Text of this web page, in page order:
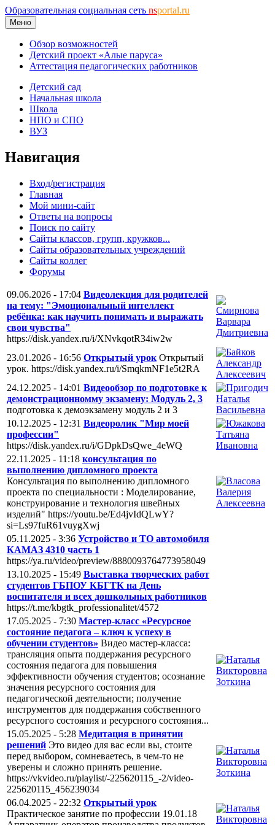
Образовательная социальная сеть nsportal.ru
Меню
Обзор возможностей
Детский проект «Алые паруса»
Аттестация педагогических работников
Детский сад
Начальная школа
Школа
НПО и СПО
ВУЗ
Навигация
Вход/регистрация
Главная
Мой мини-сайт
Ответы на вопросы
Поиск по сайту
Сайты классов, групп, кружков...
Сайты образовательных учреждений
Сайты коллег
Форумы
09.06.2026 - 17:04 Видеолекция для родителей
на тему: "Эмоциональный интеллект
ребёнка: как научить понимать и выражать
свои чувства"
https://disk.yandex.ru/i/XNvkqotR34iw2w
23.01.2026 - 16:56 Открытый урок Открытый
урок. https://disk.yandex.ru/i/SmqkmNF1e5t2RA
24.12.2025 - 14:01 Видеообзор по подготовке к
демонстрационномму экзамену: Модуль 2, 3
подготовка к демоэкзамену модуль 2 и 3
10.12.2025 - 12:31 Видеоролик "Мир моей
профессии"
https://disk.yandex.ru/i/GDpkDsQwe_4eWQ
22.11.2025 - 11:18 консультация по
выполнению дипломного проекта
Консультация по выполнению дипломного
проекта по специальности : Моделирование,
конструирование и технология швейных
изделий" https://youtu.be/Ed4jvIdQLwY?
si=Ls97fuR61vuygXwj
05.11.2025 - 3:36 Устройство и ТО автомобиля
КАМАЗ 4310 часть 1
https://ya.ru/video/preview/8880093764773958049
13.10.2025 - 15:49 Выставка творческих работ
студентов ГБПОУ КБГТК на День
воспитателя и всех дошкольных работников
https://t.me/kbgtk_professionalitet/4572
17.05.2025 - 7:30 Мастер-класс «Ресурсное
состояние педагога – ключ к успеху в
обучении студентов» Видео мастер-класса:
трансляция опыта поддержания ресурсного
состояния педагога для повышения
эффективности обучения студентов; осознание
значения ресурсного состояния для
педагогической деятельности; получение
инструментов для поддержания собственного
ресурсного состояния и ресурсного состояния...
15.05.2025 - 5:28 Медитация в принятии
решений Это видео для вас если вы, стоите
перед выбором, сомневаетесь, в чем-то не
уверены и сложно принять решение.
https://vkvideo.ru/playlist/-225620115_-2/video-
225620115_456239034
06.04.2025 - 22:32 Открытый урок
Практическое занятие по профессии 19.01.18